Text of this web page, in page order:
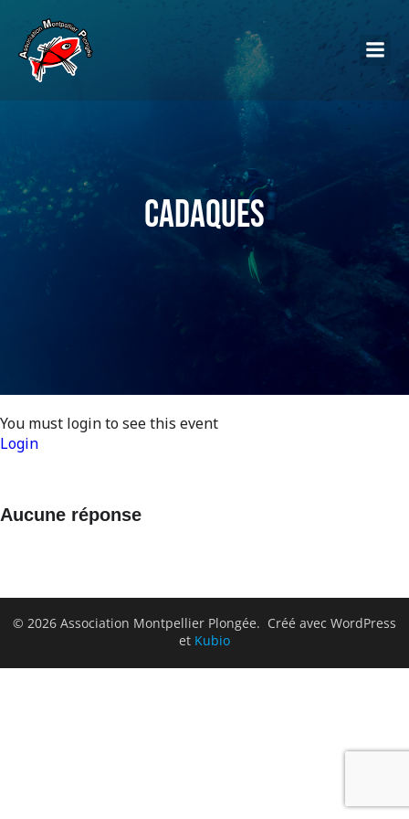
Cadaques
You must login to see this event
Login
Aucune réponse
© 2026 Association Montpellier Plongée. Créé avec WordPress
et Kubio